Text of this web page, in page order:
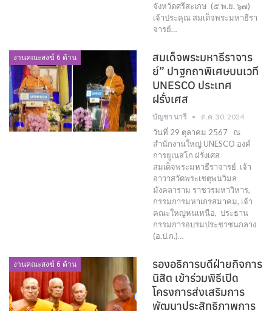
จังหวัดศรีสะเกษ (๕ พ.ย. ๖๗)
เจ้าประคุณ สมเด็จพระมหาธีรา
จารย์…
งานคณะสงฆ์ 6 ด้าน
สมเด็จพระมหาธีราจาร
ย์” ปาฐกถาพิเศษบนเวที
UNESCO ประเทศ
ฝรั่งเศส
บัญชา นารี ต.ค. 30, 2024
วันที่ 29 ตุลาคม 2567 ณ
สำนักงานใหญ่ UNESCO องค์
การยูเนสโก ฝรั่งเศส
สมเด็จพระมหาธีราจารย์ เจ้า
อาวาสวัดพระเชตุพนวิมล
มังคลาราม ราชวรมหาวิหาร,
กรรมการมหาเถรสมาคม, เจ้า
คณะใหญ่หนเหนือ, ประธาน
กรรมการอบรมประชาชนกลาง
(อ.ป.ก.)…
งานคณะสงฆ์ 6 ด้าน
รองอธิการบดีฝ่ายกิจการ
นิสิต เข้าร่วมพิธีเปิด
โครงการส่งเสริมการ
พัฒนาประสิทธิภาพการ